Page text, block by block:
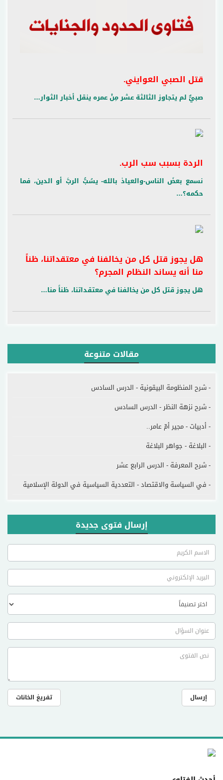
قتل الصبي العوايني.
صبيٌّ لم يتجاوز الثالثة عشر مِنْ عمره ينقل أخبار الثوار…
الردة بسبب سب الرب.
نسمع بعضَ الناس-والعياذ بالله- يسُبُّ الربَّ أو الدين، فما
حكمه؟…
هل يجوز قتل كل من يخالفنا في معتقداتنا، ظناً
منا أنه يساند النظام المجرم؟
هل يجوز قتل كل من يخالفنا في معتقداتنا، ظناً منا…
مقالات متنوعة
- شرح المنظومة البيقونية - الدرس السادس
- شرح نزهة النظر - الدرس السادس
- أدبيات - مجير أمّ عامر..
- البلاغة - جواهر البلاغة
- شرح المعرفة - الدرس الرابع عشر
- في السياسة والاقتصاد - التعددية السياسية في الدولة الإسلامية
إرسال فتوى جديدة
إرسال تفريغ الخانات